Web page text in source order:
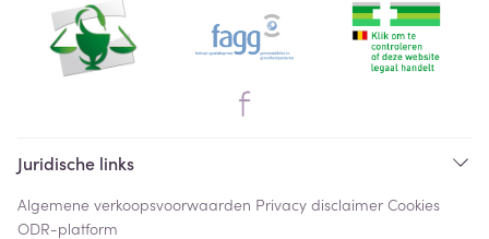
Juridische links
Algemene verkoopsvoorwaarden Privacy disclaimer Cookies
ODR-platform